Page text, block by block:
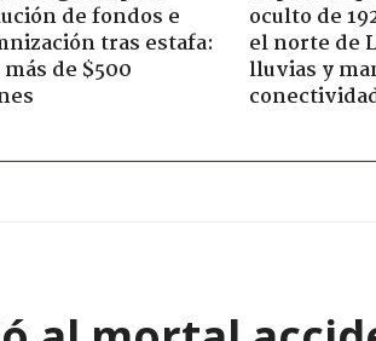
de fondos e
tras estafa:
de $500
oculto de
el norte de
lluvias y